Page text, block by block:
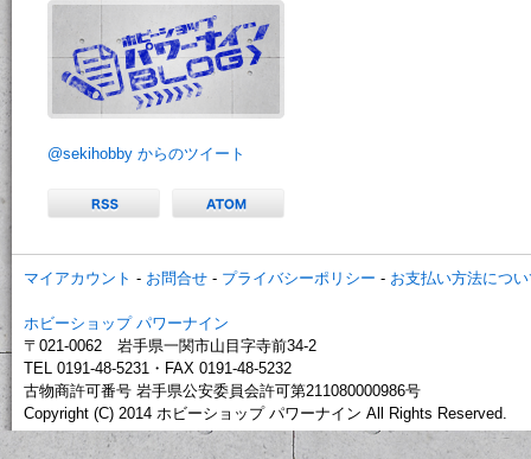
@sekihobby からのツイート
マイアカウント - お問合せ - プライバシーポリシー - お支払い方法につ
ホビーショップ パワーナイン
〒021-0062 岩手県一関市山目字寺前34-2
TEL 0191-48-5231・FAX 0191-48-5232
古物商許可番号 岩手県公安委員会許可第211080000986号
Copyright (C) 2014 ホビーショップ パワーナイン All Rights Reserved.